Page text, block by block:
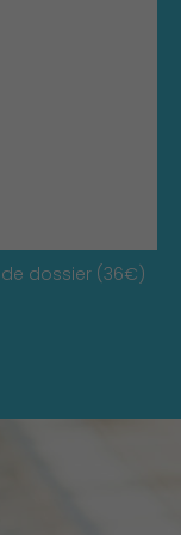
dossier (36€)